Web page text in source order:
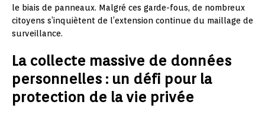
le biais de panneaux. Malgré ces garde-fous, de nombreux
citoyens s’inquiètent de l’extension continue du maillage de
surveillance.
La collecte massive de données
personnelles : un défi pour la
protection de la vie privée